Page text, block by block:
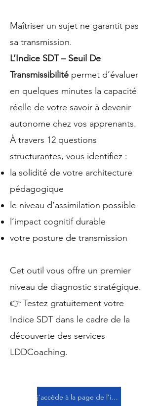
Maîtriser un sujet ne garantit pas
sa transmission.
L’Indice SDT – Seuil De
Transmissibilité permet d’évaluer
en quelques minutes la capacité
réelle de votre savoir à devenir
autonome chez vos apprenants.
À travers 12 questions
structurantes, vous identifiez :
la solidité de votre architecture
pédagogique
le niveau d’assimilation possible
l’impact cognitif durable
votre posture de transmission
Cet outil vous offre un premier
niveau de diagnostic stratégique.
👉 Testez gratuitement votre
Indice SDT dans le cadre de la
découverte des services
LDDCoaching.
j'accède à la page de l'indice SDT et je réalise mon évaluation